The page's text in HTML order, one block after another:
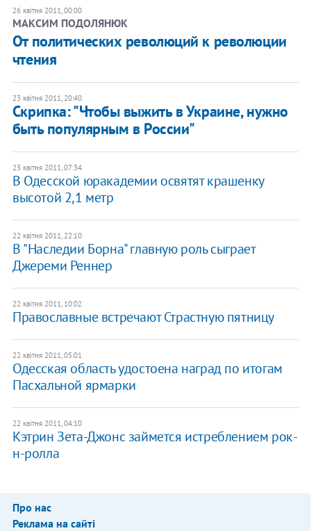
26 квітня 2011, 00:00
МАКСИМ ПОДОЛЯНЮК
От политических революций к революции
чтения
23 квітня 2011, 20:40
Скрипка: "Чтобы выжить в Украине, нужно
быть популярным в России"
23 квітня 2011, 07:34
В Одесской юракадемии освятят крашенку
высотой 2,1 метр
22 квітня 2011, 22:10
В "Наследии Борна" главную роль сыграет
Джереми Реннер
22 квітня 2011, 10:02
Православные встречают Страстную пятницу
22 квітня 2011, 05:01
Одесская область удостоена наград по итогам
Пасхальной ярмарки
22 квітня 2011, 04:10
Кэтрин Зета-Джонс займется истреблением рок-
н-ролла
Про нас
Реклама на сайті